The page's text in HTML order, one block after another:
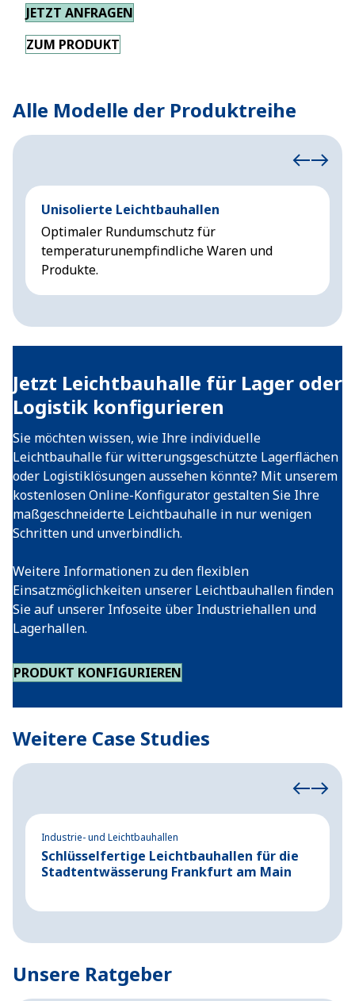
JETZT ANFRAGEN
ZUM PRODUKT
Alle Modelle der Produktreihe
Unisolierte Leichtbauhallen
Optimaler Rundumschutz für
temperaturunempfindliche Waren und
Produkte.
Jetzt Leichtbauhalle für Lager oder
Logistik konfigurieren
Sie möchten wissen, wie Ihre individuelle
Leichtbauhalle für witterungsgeschützte Lagerflächen
oder Logistiklösungen aussehen könnte? Mit unserem
kostenlosen Online-Konfigurator gestalten Sie Ihre
maßgeschneiderte Leichtbauhalle in nur wenigen
Schritten und unverbindlich.
Weitere Informationen zu den flexiblen
Einsatzmöglichkeiten unserer Leichtbauhallen finden
Sie auf unserer Infoseite über Industriehallen und
Lagerhallen.
PRODUKT KONFIGURIEREN
Weitere Case Studies
Industrie- und Leichtbauhallen
Schlüsselfertige Leichtbauhallen für die
Stadtentwässerung Frankfurt am Main
Unsere Ratgeber